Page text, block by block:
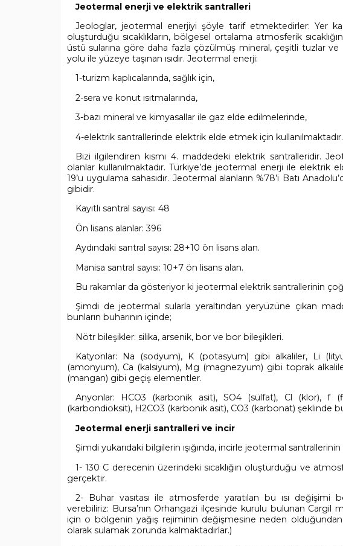
Jeotermal enerji ve elektrik santralleri
Jeologlar, jeotermal enerjiyi şöyle tarif etmektedirler: Yer
oluşturduğu sıcaklıkların, bölgesel ortalama atmosferik
üstü sularına göre daha fazla çözülmüş mineral, çeşitli tuzlar ve
yolu ile yüzeye taşınan ısıdır. Jeotermal enerji:
1-turizm kaplıcalarında, sağlık için,
2-sera ve konut ısıtmalarında,
3-bazı mineral ve kimyasallar ile gaz elde edilmelerinde,
4-elektrik santrallerinde elektrik elde etmek için kullanılmaktadır.
Bizi ilgilendiren kısmı 4. maddedeki elektrik santralleridir.
olanlar kullanılmaktadır. Türkiye’de jeotermal enerji ile
19’u uygulama sahasıdır. Jeotermal alanların %78’i Batı
gibidir.
Kayıtlı santral sayısı: 48
Ön lisans alanlar: 396
Aydındaki santral sayısı: 28+10 ön lisans alan.
Manisa santral sayısı: 10+7 ön lisans alan.
Bu rakamlar da gösteriyor ki jeotermal elektrik santrallerinin
Şimdi de jeotermal sularla yeraltından yeryüzüne çıkan
bunların buharının içinde;
Nötr bileşikler: silika, arsenik, bor ve bor bileşikleri.
Katyonlar: Na (sodyum), K (potasyum) gibi alkaliler, Li
(amonyum), Ca (kalsiyum), Mg (magnezyum) gibi toprak
(mangan) gibi geçiş elementler.
Anyonlar: HCO3 (karbonik asit), SO4 (sülfat), Cl (klor), f
(karbondioksit), H2CO3 (karbonik asit), CO3 (karbonat) şeklinde
Jeotermal enerji santralleri ve incir
Şimdi yukarıdaki bilgilerin ışığında, incirle jeotermal
1- 130 C derecenin üzerindeki sıcaklığın oluşturduğu ve
gerçektir.
2- Buhar vasıtası ile atmosferde yaratılan bu ısı
verebiliriz: Bursa’nın Orhangazi ilçesinde kurulu bulunan Cargil
için o bölgenin yağış rejiminin değişmesine neden
olarak sulamak zorunda kalmaktadırlar.)